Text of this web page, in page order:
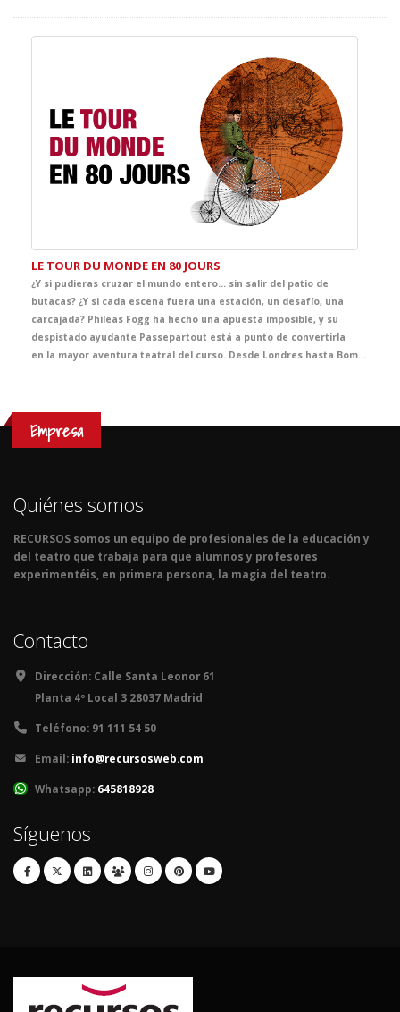
LE TOUR DU MONDE EN 80 JOURS
¿Y si pudieras cruzar el mundo entero… sin salir del patio de
butacas? ¿Y si cada escena fuera una estación, un desafío, una
carcajada? Phileas Fogg ha hecho una apuesta imposible, y su
despistado ayudante Passepartout está a punto de convertirla
Empresa
Quiénes somos
RECURSOS somos un equipo de profesionales de la educación y
del teatro que trabaja para que alumnos y profesores
experimentéis, en primera persona, la magia del teatro.
Contacto
Dirección: Calle Santa Leonor 61
Planta 4º Local 3 28037 Madrid
Teléfono: 91 111 54 50
Email: info@recursosweb.com
Whatsapp: 645818928
Síguenos